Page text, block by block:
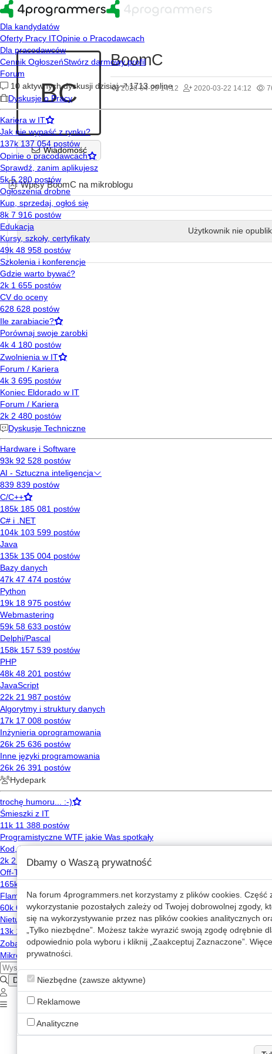
BC
Wiadomość
BoomC
2026-04-29 14:12 2020-03-22 14:12
Wpisy BoomC na mikroblogu
Użytkownik nie
Dbamy o Waszą prywatność
Na forum 4programmers.net korzystamy z plików cookies.
wykorzystanie pozostałych zależy od Twojej dobrowolnej zgody,
się na wykorzystywanie przez nas plików cookies analitycznych
„Tylko niezbędne”. Możesz także wyrazić swoją zgodę odrębnie
odpowiednio pola wyboru i kliknij „Zaakceptuj Zaznaczone”.
prywatności.
Niezbędne (zawsze aktywne)
Reklamowe
Analityczne